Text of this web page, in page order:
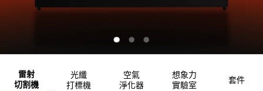
雷射
切割機
光纖
打標機
空氣
淨化器
想象力
實驗室
套件